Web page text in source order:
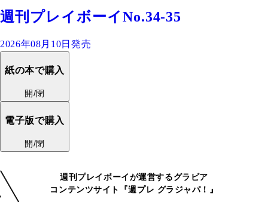
週刊プレイボーイNo.34-35
2026年08月10日発売
紙の本で購入
開/閉
電子版で購入
開/閉
週刊プレイボーイが運営するグラビア
コンテンツサイト『週プレ グラジャパ！』